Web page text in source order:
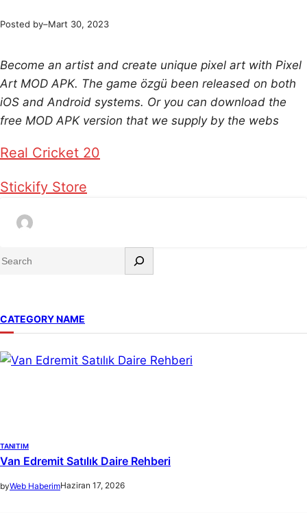
Posted by–Mart 30, 2023
Become an artist and create unique pixel art with Pixel
Art MOD APK. The game özgü been released on both
iOS and Android systems. Or you can download the
free MOD APK version that we supply by the webs
Real Cricket 20
Stickify Store
S
c
h
CATEGORY NAME
TANITIM
Van Edremit Satılık Daire Rehberi
byWeb HaberimHaziran 17, 2026